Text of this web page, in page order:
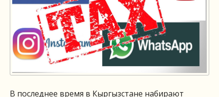
В последнее время в Кыргызстане набирают